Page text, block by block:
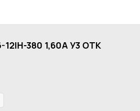
12IН-380 1,60А У3 ОТК